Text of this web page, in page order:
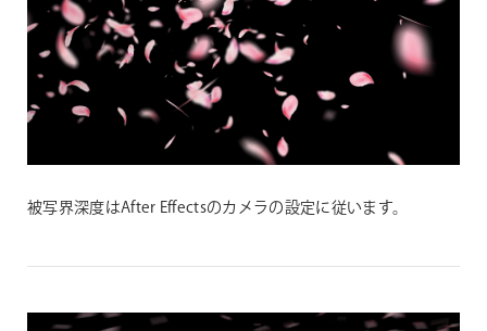
被写界深度はAfter Effectsのカメラの設定に従います。